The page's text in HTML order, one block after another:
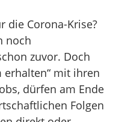
die Corona-Krise?
noch
zuvor. Doch
erhalten“ mit ihren
dürfen am Ende
Folgen